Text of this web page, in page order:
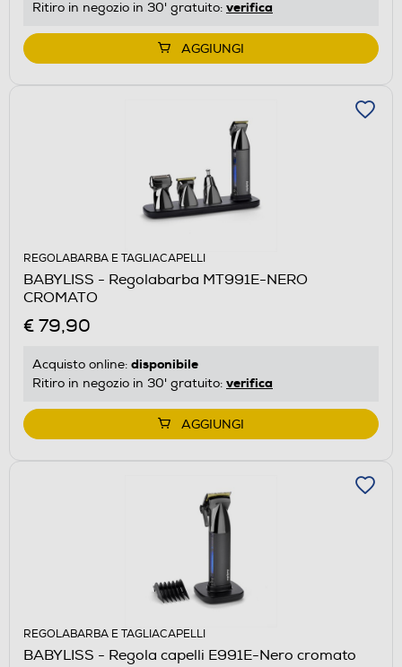
Ritiro in negozio in 30' gratuito: verifica
AGGIUNGI
REGOLABARBA E TAGLIACAPELLI
BABYLISS - Regolabarba MT991E-NERO
CROMATO
€ 79,90
Acquisto online: disponibile
Ritiro in negozio in 30' gratuito: verifica
AGGIUNGI
REGOLABARBA E TAGLIACAPELLI
BABYLISS - Regola capelli E991E-Nero cromato